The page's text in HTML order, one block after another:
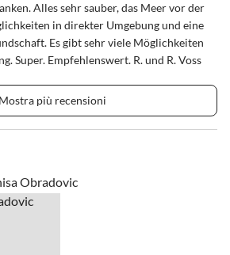
Alles sehr sauber, das Meer vor der
in direkter Umgebung und eine
Es gibt sehr viele Möglichkeiten
Super. Empfehlenswert. R. und R. Voss
Mostra più recensioni
Obradovic